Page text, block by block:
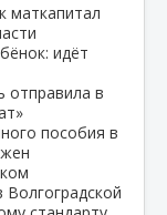
маткапитал
идёт
отправила в
пособия в